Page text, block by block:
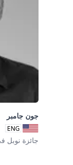
جون جامبر
ENG
جائزة نوبل في